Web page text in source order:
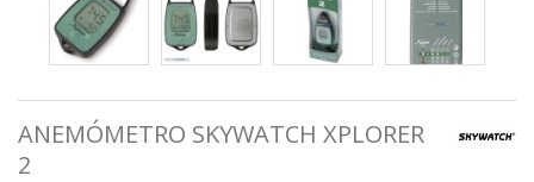
ANEMÓMETRO SKYWATCH XPLORER
2